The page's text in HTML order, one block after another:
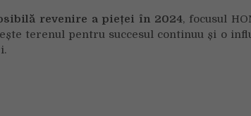
revenire a pieței în 2024, focusul
terenul pentru succesul continuu și o